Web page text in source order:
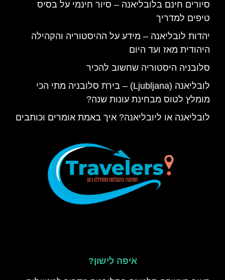
סיורים חינם בלובליאנה – סיור חינמי על בסיס
טיפים למדריך
יהדות לובליאנה – מידע על ההיסטוריה והקהילה
היהודית מאז ועד היום
סלובניה היסטוריה שחשוב להכיר
לובליאנה (Ljubljana) – בירת סלובניה מתי הכי
מומלץ לטוס מבחינת עונות שנה?
לובליאנה או ליובליאנה? איך באמת אומרים וכותבים
איפה לישון?